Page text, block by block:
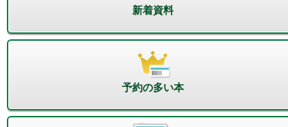
新着資料
予約の多い本